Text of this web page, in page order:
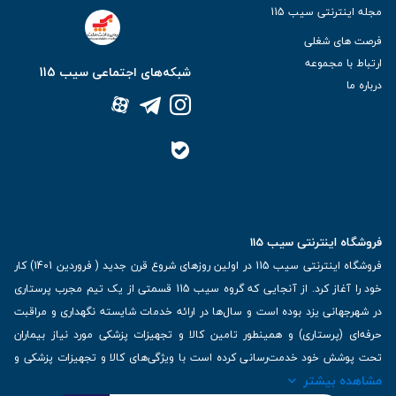
انواع دستکش جراحی در فروشگاه ما:
دستکش جراحی بدون پودر
پودر حساسیت دارند، مناسب هستند. استفاده ازدستکش جراحی بدون
نه‌تنها از حساسیت‌ها جلوگیری می‌کند، بلکه راحتی بیشتری را برای
: این دستکش‌ها به‌طور معمول برای استفاده در
چرا باید دستکش جراحی بخرید؟
دستکش‌های جراحی یکی از مهم‌ترین تجهیزات برای ایمنی و حفاظت در طول
عمل‌های جراحی هستند. این دستکش‌ها به‌طور ویژه برای اطمینان از رعایت اصول
مجله اینترنتی سیب 115
فرصت های شغلی
ارتباط با مجموعه
درباره ما
شبکه‌های اجتماعی سیب 115
فروشگاه اینترنتی سیب 115
فروشگاه اینترنتی سیب 115 در اولین روزهای شروع قرن جدید ( فروردین 1401) کار
خود را آغاز کرد. از آنجایی که گروه سیب 115 قسمتی از یک تیم مجرب پرستاری
در شهرجهانی یزد بوده است و سال‌ها در ارائه خدمات شایسته نگهداری و مراقبت
حرفه‌ای (پرستاری) و همینطور تامین کالا و تجهیزات پزشکی مورد نیاز بیماران
تحت پوشش خود خدمت‌رسانی کرده است با ویژگی‌های کالا و تجهیزات پزشکی و
برترین برندهای موجود در بازار اطلاعات بسیار ارزشمندی را دارا می‌باشد
مشاهده بیشتر